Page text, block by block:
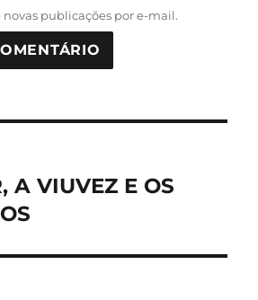
publicações por e-mail.
A VIUVEZ E OS